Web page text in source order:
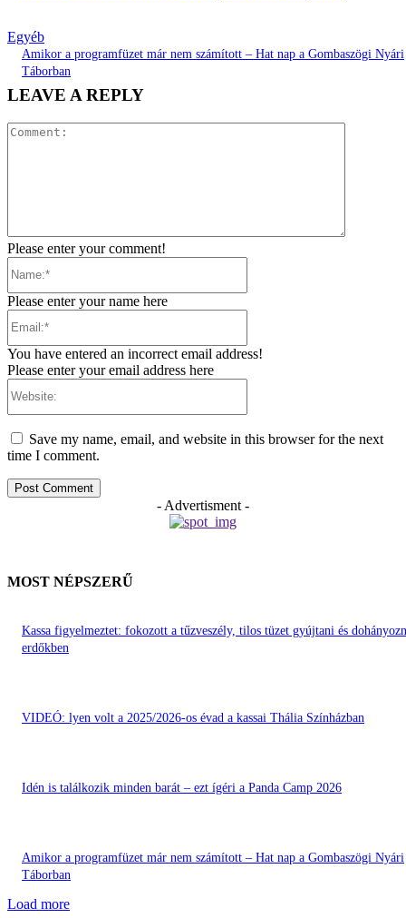
Egyéb
Amikor a programfüzet már nem számított – Hat nap a Gombaszögi Nyári
Táborban
LEAVE A REPLY
Please enter your comment!
Please enter your name here
You have entered an incorrect email address!
Please enter your email address here
Save my name, email, and website in this browser for the next
time I comment.
- Advertisment -
MOST NÉPSZERŰ
Kassa figyelmeztet: fokozott a tűzveszély, tilos tüzet gyújtani és
erdőkben
VIDEÓ: lyen volt a 2025/2026-os évad a kassai Thália Színházban
Idén is találkozik minden barát – ezt ígéri a Panda Camp 2026
Amikor a programfüzet már nem számított – Hat nap a Gombaszögi Nyári
Táborban
Load more